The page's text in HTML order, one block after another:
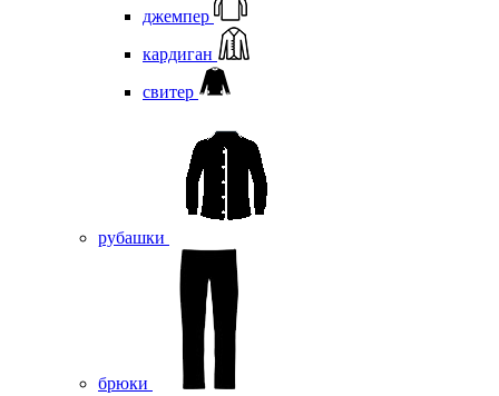
джемпер
кардиган
свитер
рубашки
брюки